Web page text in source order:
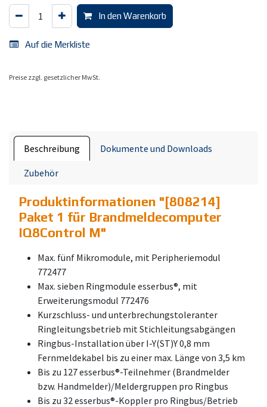
In den Warenkorb
Auf die Merkliste
Preise zzgl. gesetzlicher MwSt.
Beschreibung Dokumente und Downloads
Zubehör
Produktinformationen "[808214]
Paket 1 für Brandmeldecomputer
IQ8Control M"
Max. fünf Mikromodule, mit Peripheriemodul
772477
Max. sieben Ringmodule esserbus®, mit
Erweiterungsmodul 772476
Kurzschluss- und unterbrechungstoleranter
Ringleitungsbetrieb mit Stichleitungsabgängen
Ringbus-Installation über I-Y(ST)Y 0,8 mm
Fernmeldekabel bis zu einer max. Länge von 3,5 km
Bis zu 127 esserbus®-Teilnehmer (Brandmelder
bzw. Handmelder)/Meldergruppen pro Ringbus
Bis zu 32 esserbus®-Koppler pro Ringbus/Betrieb